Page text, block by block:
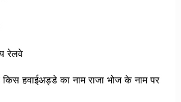
रेलवे
हवाईअड्डे का नाम राजा भोज के नाम पर